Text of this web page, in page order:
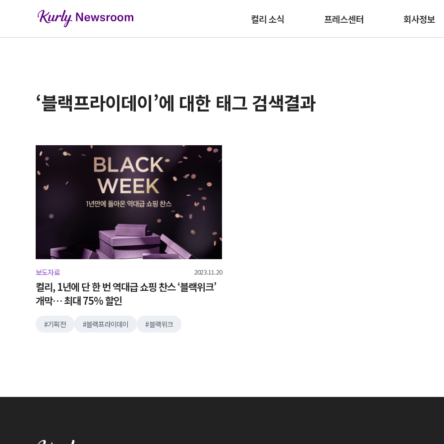
컬리 소식 프레스센터 회사정보
‘블랙프라이데이’에 대한 태그 검색결과
보도자료 2023.11.20
컬리, 1년에 단 한 번 역대급 쇼핑 찬스 ‘블랙위크’
개막… 최대 75% 할인
기획전 블랙프라이데이 블랙위크